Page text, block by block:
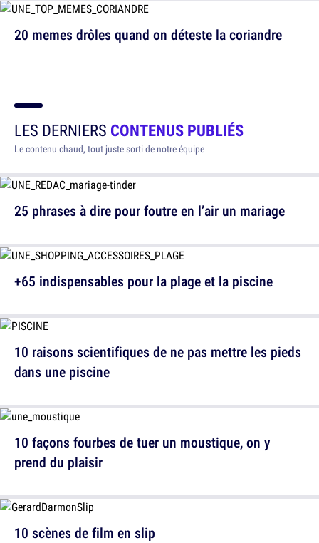
20 memes drôles quand on déteste la coriandre
LES DERNIERS CONTENUS PUBLIÉS
Le contenu chaud, tout juste sorti de notre équipe
25 phrases à dire pour foutre en l’air un mariage
10 raisons scientifiques de ne pas mettre les pieds
dans une piscine
10 scènes de film en slip
+65 indispensables pour la plage et la piscine
10 façons fourbes de tuer un moustique, on y
prend du plaisir